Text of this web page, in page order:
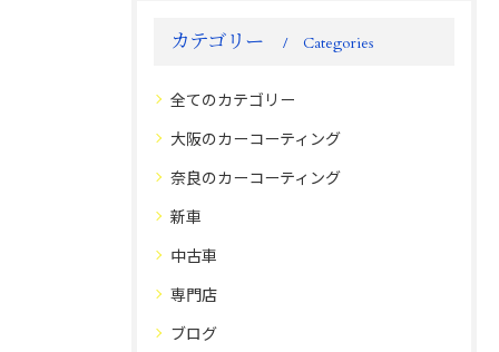
カテゴリー Categories
全てのカテゴリー
大阪のカーコーティング
奈良のカーコーティング
新車
中古車
専門店
ブログ